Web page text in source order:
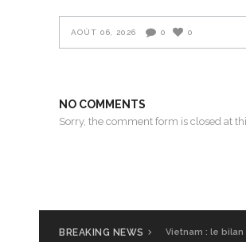
AOÛT 06, 2026 0 0
NO COMMENTS
Sorry, the comment form is closed at
BREAKING NEWS Vietnam : le bilan